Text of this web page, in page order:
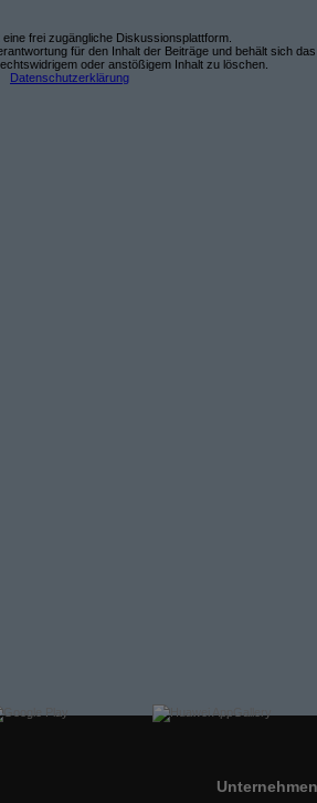
frei zugängliche Diskussionsplattform.
für den Inhalt der Beiträge und behält sich das
oder anstößigem Inhalt zu löschen.
Datenschutzerklärung
Unternehmen